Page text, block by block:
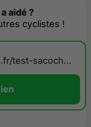
aidé ?
cyclistes !
https://www.gravelpassion.fr/test-sacoches-apidura-aerosystem/